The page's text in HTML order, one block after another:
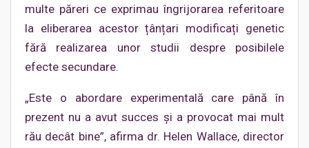
multe păreri ce exprimau îngrijorarea referitoare
la eliberarea acestor țânțari modificați genetic
fără realizarea unor studii despre posibilele
efecte secundare.
„Este o abordare experimentală care până în
prezent nu a avut succes și a provocat mai mult
rău decât bine”, afirma dr. Helen Wallace, director